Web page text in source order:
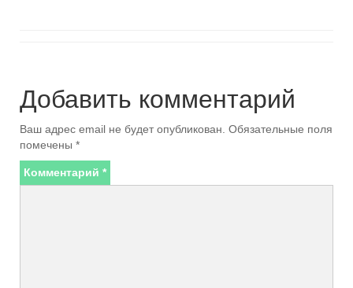
Добавить комментарий
Ваш адрес email не будет опубликован. Обязательные поля
помечены *
Комментарий *